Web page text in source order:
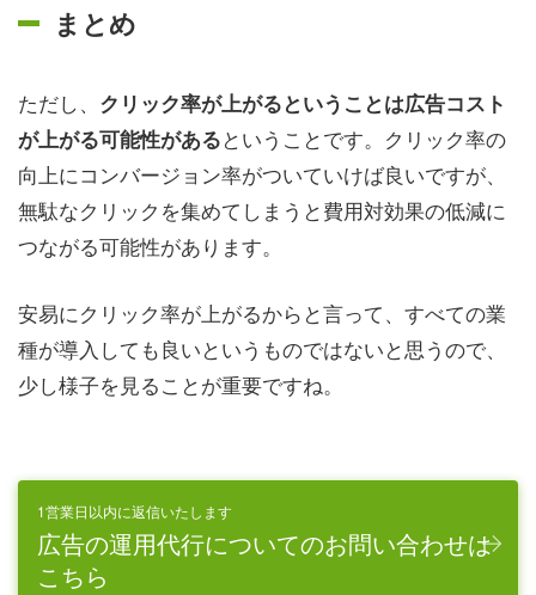
まとめ
ただし、 クリック率が上がるということは広告コスト
が上がる可能性があるということです。クリック率の
向上にコンバージョン率がついていけば良いですが、
無駄なクリックを集めてしまうと費用対効果の低減に
つながる可能性があります。
安易にクリック率が上がるからと言って、すべての業
種が導入しても良いというものではないと思うので、
少し様子を見ることが重要ですね。
1営業日以内に返信いたします
広告の運用代行についてのお問い合わせは
こちら